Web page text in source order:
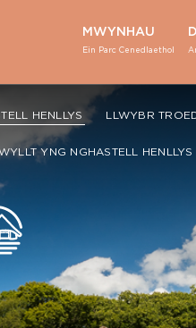
MWYNHAU
Ein Parc Cenedlaethol
HENLLYS LLWYBR
YNG NGHASTELL HENLLYS